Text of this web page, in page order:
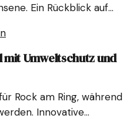
Ein Rückblick auf
mit Umweltschutz und
Rock am Ring, während
Innovative